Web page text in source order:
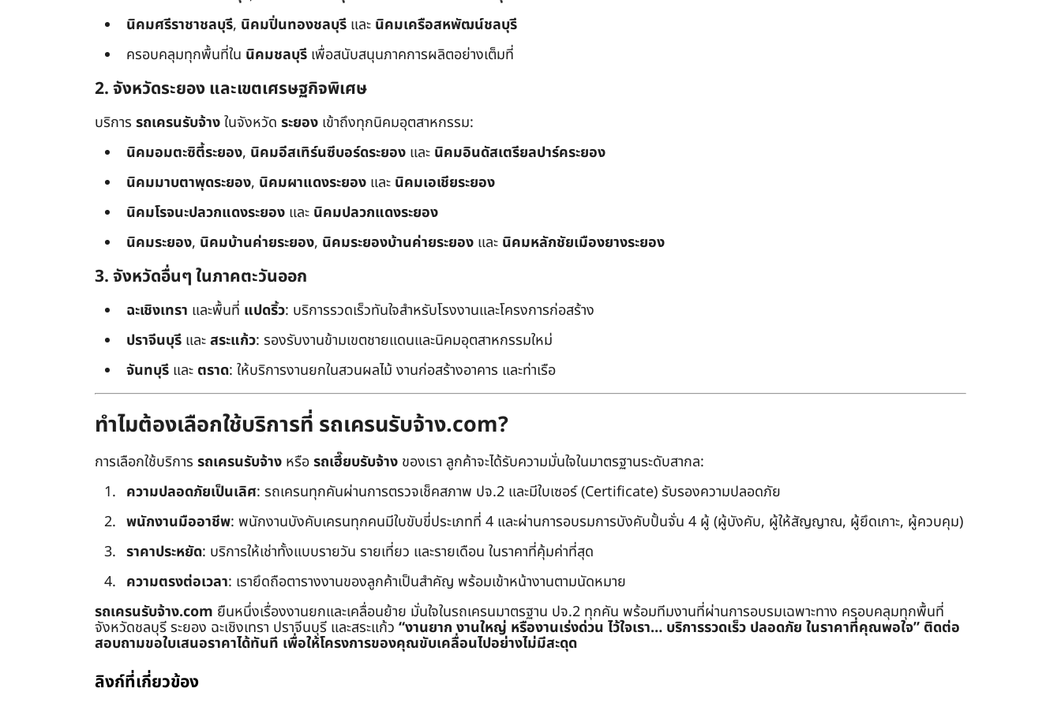
นิคมศรีราชาชลบุรี, นิคมปิ่นทองชลบุรี และ นิคมเครือสหพัฒน์ชลบุรี
ครอบคลุมทุกพื้นที่ใน นิคมชลบุรี เพื่อสนับสนุนภาคการผลิตอย่างเต็มที่
2. จังหวัดระยอง และเขตเศรษฐกิจพิเศษ
บริการ รถเครนรับจ้างในจังหวัด ระยอง เข้าถึงทุกนิคมอุตสาหกรรม:
นิคมอมตะซิตี้ระยอง, นิคมอีสเทิร์นซีบอร์ดระยอง และ นิคมอินดัสเตรียลปาร์คระยอง
นิคมมาบตาพุดระยอง, นิคมผาแดงระยอง และ นิคมเอเชียระยอง
นิคมโรจนะปลวกแดงระยอง และ นิคมปลวกแดงระยอง
นิคมระยอง, นิคมบ้านค่ายระยอง, นิคมระยองบ้านค่ายระยอง และ นิคมหลักชัยเมืองยางระยอง
3. จังหวัดอื่นๆ ในภาคตะวันออก
ฉะเชิงเทรา และพื้นที่ แปดริ้ว: บริการรวดเร็วทันใจสำหรับโรงงานและโครงการก่อสร้าง
ปราจีนบุรี และสระแก้ว: รองรับงานข้ามเขตชายแดนและนิคมอุตสาหกรรมใหม่
จันทบุรี และ ตราด: ให้บริการงานยกในสวนผลไม้ งานก่อสร้างอาคาร และท่าเรือ
ทำไมต้องเลือกใช้บริการที่ รถเครนรับจ้าง.com?
การเลือกใช้บริการ รถเครนรับจ้าง หรือรถเฮี๊ยบรับจ้าง ของเรา ลูกค้าจะได้รับความมั่นใจในมาตรฐานระดับสากล:
ความปลอดภัยเป็นเลิศ: รถเครนทุกคันผ่านการตรวจเช็คสภาพ ปจ.2 และมีใบเซอร์ (Certificate) รับรองความปลอดภัย
พนักงานมืออาชีพ: พนักงานบังคับเครนทุกคนมีใบขับขี่ประเภทที่ 4 และผ่านการอบรมการบังคับปั้นจั่น 4 ผู้ (ผู้บังคับ, ผู้ให้สัญญาณ, ผู้ยึดเกาะ, ผู้ควบคุม)
ราคาประหยัด: บริการให้เช่าทั้งแบบรายวัน รายเที่ยว และรายเดือน ในราคาที่คุ้มค่าที่สุด
ความตรงต่อเวลา: เรายึดถือตารางงานของลูกค้าเป็นสำคัญ พร้อมเข้าหน้างานตามนัดหมาย
รถเครนรับจ้าง.com ยืนหนึ่งเรื่องงานยกและเคลื่อนย้าย มั่นใจในรถเครนมาตรฐาน ปจ.2 ทุกคัน พร้อมทีมงานที่ผ่านการอบรมเฉพาะทาง ครอบคลุมทุกพื้นที่
จังหวัดชลบุรี ระยอง ฉะเชิงเทรา ปราจีนบุรี และสระแก้ว “งานยาก งานใหญ่ หรืองานเร่งด่วน ไว้ใจเรา… บริการรวดเร็ว ปลอดภัย ในราคาที่คุณพอใจ” ติดต่อ
สอบถามขอใบเสนอราคาได้ทันที เพื่อให้โครงการของคุณขับเคลื่อนไปอย่างไม่มีสะดุด
ลิงก์ที่เกี่ยวข้อง